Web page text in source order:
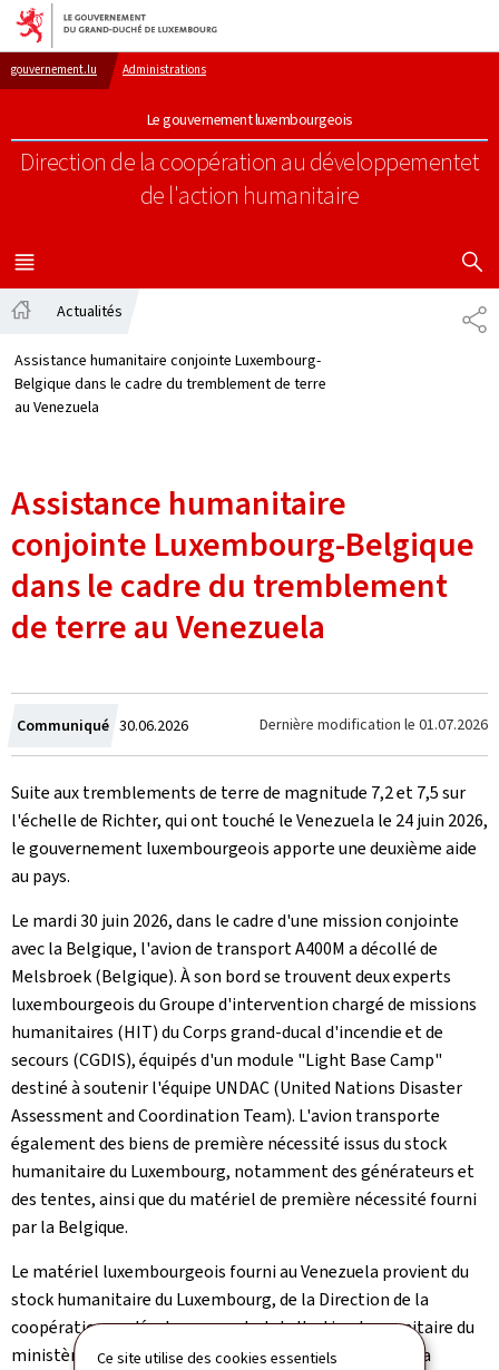
Ce site utilise des cookies essentiels
Aller au menu principal
Aller au contenu
gouvernement.lu Administrations
Le gouvernement luxembourgeois
Direction de la coopération au développementet
de l'action humanitaire
MENU
PRINCIPAL
Actualités
Assistance humanitaire conjointe Luxembourg-
Belgique dans le cadre du tremblement de terre
au Venezuela
Assistance humanitaire
conjointe Luxembourg-Belgique
dans le cadre du tremblement
de terre au Venezuela
Communiqué Crée
le
30.06.2026 Dernière modification le 01.07.2026
Suite aux tremblements de terre de magnitude 7,2 et 7,5 sur
l'échelle de Richter, qui ont touché le Venezuela le 24 juin 2026,
le gouvernement luxembourgeois apporte une deuxième aide
au pays.
Le mardi 30 juin 2026, dans le cadre d'une mission conjointe
avec la Belgique, l'avion de transport A400M a décollé de
Melsbroek (Belgique). À son bord se trouvent deux experts
luxembourgeois du Groupe d'intervention chargé de missions
humanitaires (HIT) du Corps grand-ducal d'incendie et de
secours (CGDIS), équipés d'un module "Light Base Camp"
destiné à soutenir l'équipe UNDAC (United Nations Disaster
Assessment and Coordination Team). L'avion transporte
également des biens de première nécessité issus du stock
humanitaire du Luxembourg, notamment des générateurs et
des tentes, ainsi que du matériel de première nécessité fourni
par la Belgique.
Le matériel luxembourgeois fourni au Venezuela provient du
stock humanitaire du Luxembourg, de la Direction de la
coopération au développement et de l'action humanitaire du
ministère des Affaires étrangères et européennes, de la